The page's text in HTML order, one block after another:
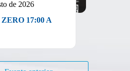
de 2026
17:00 A